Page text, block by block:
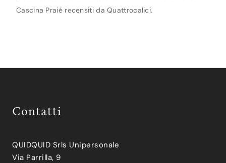
Cascina Praié recensiti da Quattrocalici.
Contatti
QUIDQUID Srls Unipersonale
Via Parrilla, 9